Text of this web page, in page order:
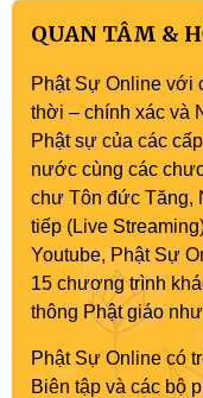
QUAN TÂM &
Phật Sự Online với
thời – chính xác và
Phật sự của các
nước cùng các
chư Tôn đức Tăng,
tiếp (Live
Youtube, Phật Sự
15 chương trình
thông Phật giáo
Phật Sự Online có
Biên tập và các bộ